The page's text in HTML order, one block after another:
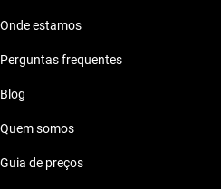
Onde estamos
Perguntas frequentes
Blog
Quem somos
Guia de preços